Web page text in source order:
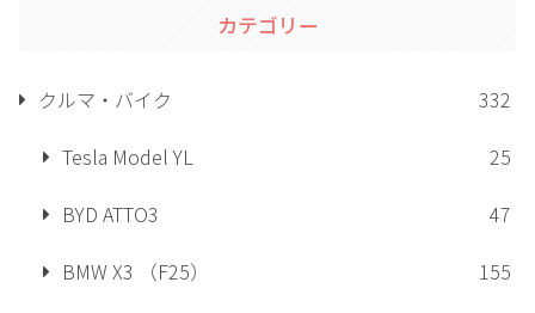
カテゴリー
クルマ・バイク
332
Tesla Model YL
25
BYD ATTO3
47
BMW X3 （F25）
155